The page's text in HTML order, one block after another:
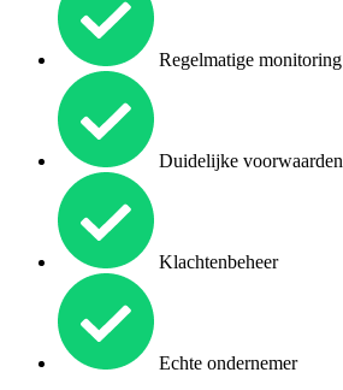
Regelmatige monitoring
Duidelijke voorwaarden
Klachtenbeheer
Echte ondernemer